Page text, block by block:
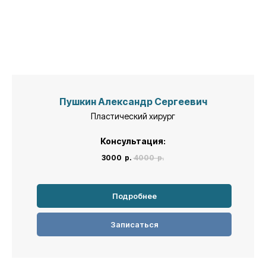
Пушкин Александр Сергеевич
Пластический хирург
Консультация:
3000 р. 4000 р.
Подробнее
Записаться